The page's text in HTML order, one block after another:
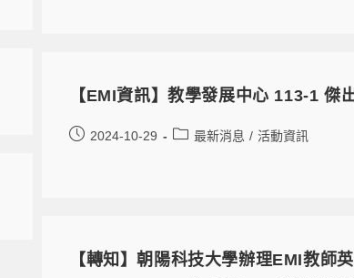
【EMI資訊】教學發展中心 113-1 傑
2024-10-29 最新消息 / 活動資訊
【轉知】朝陽科技大學辦理EMI教